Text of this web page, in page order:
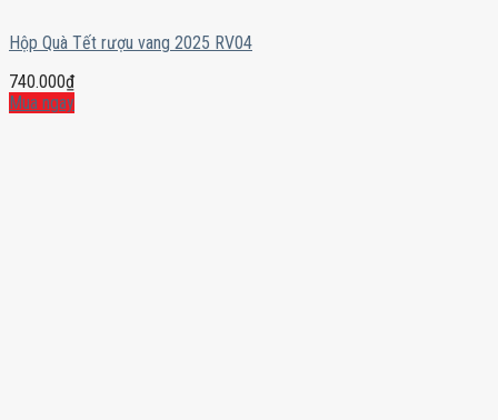
Hộp Quà Tết rượu vang 2025 RV04
740.000₫
Mua ngay